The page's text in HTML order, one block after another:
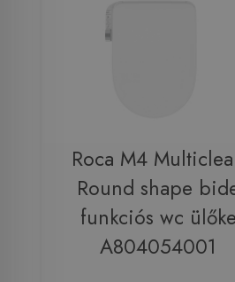
Roca M4
Round shape
funkciós wc ülőke
A804054001